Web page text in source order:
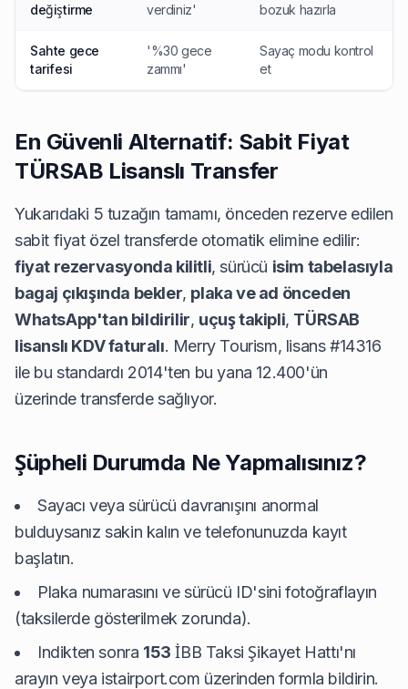
değiştirme
verdiniz'
bozuk hazırla
Sahte gece
tarifesi
'%30 gece
zammı'
Sayaç modu kontrol
et
En Güvenli Alternatif: Sabit Fiyat
TÜRSAB Lisanslı Transfer
Yukarıdaki 5 tuzağın tamamı, önceden rezerve edilen
sabit fiyat özel transferde otomatik elimine edilir:
fiyat rezervasyonda kilitli, sürücü isim tabelasıyla
bagaj çıkışında bekler, plaka ve ad önceden
WhatsApp'tan bildirilir, uçuş takipli, TÜRSAB
lisanslı KDV faturalı. Merry Tourism, lisans #14316
ile bu standardı 2014'ten bu yana 12.400'ün
üzerinde transferde sağlıyor.
Şüpheli Durumda Ne Yapmalısınız?
Sayacı veya sürücü davranışını anormal
bulduysanız sakin kalın ve telefonunuzda kayıt
başlatın.
Plaka numarasını ve sürücü ID'sini fotoğraflayın
(taksilerde gösterilmek zorunda).
Indikten sonra 153 İBB Taksi Şikayet Hattı'nı
arayın veya istairport.com üzerinden formla bildirin.